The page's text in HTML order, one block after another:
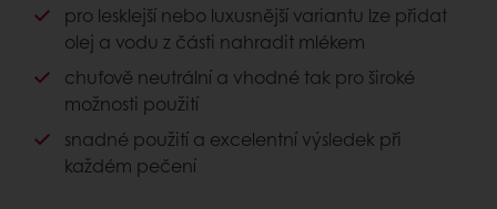
pro lesklejší nebo luxusnější variantu lze přidat
olej a vodu z části nahradit mlékem
chuťově neutrální a vhodné tak pro široké
možnosti použití
snadné použití a excelentní výsledek při
každém pečení